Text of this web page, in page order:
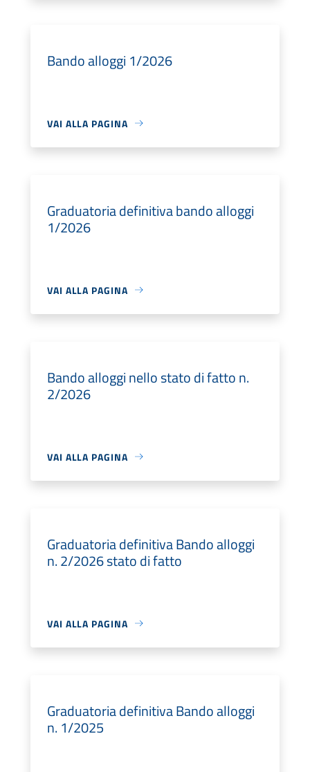
Bando alloggi 1/2026
VAI ALLA PAGINA
Graduatoria definitiva bando alloggi
1/2026
VAI ALLA PAGINA
Bando alloggi nello stato di fatto n.
2/2026
VAI ALLA PAGINA
Graduatoria definitiva Bando alloggi
n. 2/2026 stato di fatto
VAI ALLA PAGINA
Graduatoria definitiva Bando alloggi
n. 1/2025